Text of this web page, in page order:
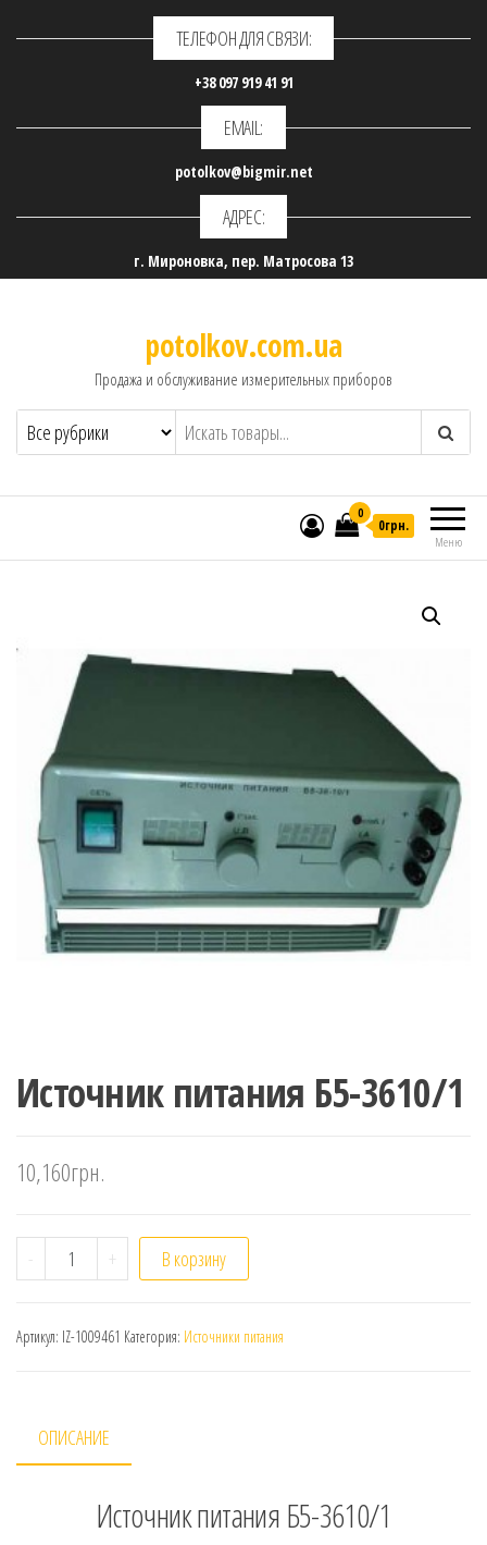
ТЕЛЕФОН ДЛЯ СВЯЗИ:
+38 097 919 41 91
EMAIL:
potolkov@bigmir.net
АДРЕС:
г. Мироновка, пер. Матросова 13
potolkov.com.ua
Продажа и обслуживание измерительных приборов
Меню
0
0грн.
Источник питания Б5-3610/1
10,160грн.
- Количество
+ В корзину
Артикул: IZ-1009461 Категория: Источники питания
ОПИСАНИЕ
Источник питания Б5-3610/1